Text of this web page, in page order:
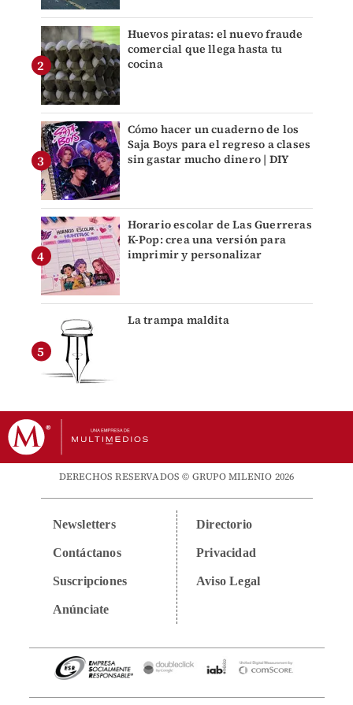
Huevos piratas: el nuevo fraude
comercial que llega hasta tu
cocina
Cómo hacer un cuaderno de los
Saja Boys para el regreso a clases
sin gastar mucho dinero | DIY
Horario escolar de Las Guerreras
K-Pop: crea una versión para
imprimir y personalizar
La trampa maldita
DERECHOS RESERVADOS © GRUPO MILENIO 2026
Newsletters
Contáctanos
Suscripciones
Anúnciate
Directorio
Privacidad
Aviso Legal